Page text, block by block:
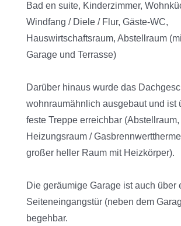
Bad en suite, Kinderzimmer,
Windfang / Diele / Flur, Gäste-WC,
Hauswirtschaftsraum, Abstellraum
Garage und Terrasse)
Darüber hinaus wurde das
wohnraumähnlich ausgebaut und ist
feste Treppe erreichbar (Abstellraum,
Heizungsraum /
großer heller Raum mit Heizkörper).
Die geräumige Garage ist auch über
Seiteneingangstür (neben dem
begehbar.